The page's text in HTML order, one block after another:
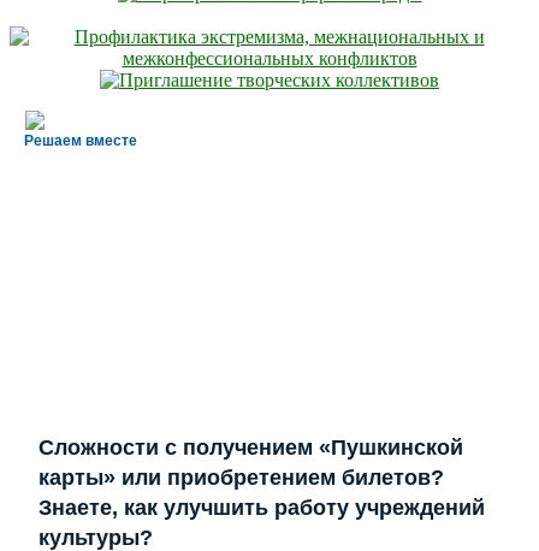
Решаем вместе
Сложности с получением «Пушкинской
карты» или приобретением билетов?
Знаете, как улучшить работу учреждений
культуры?